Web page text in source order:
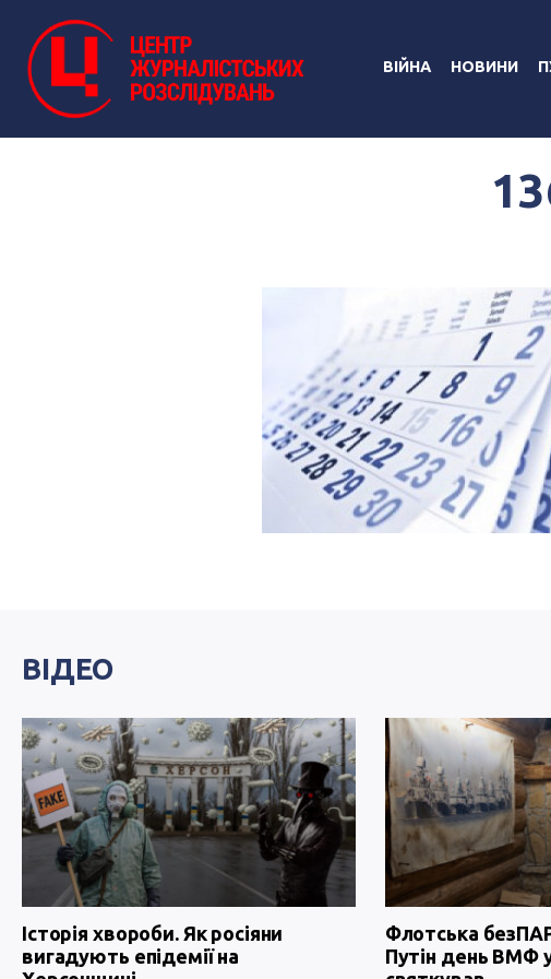
ВІЙНА НОВИНИ
ВІДЕО
Історія хвороби. Як росіяни
вигадують епідемії на
Флотська
Путін день ВМФ у